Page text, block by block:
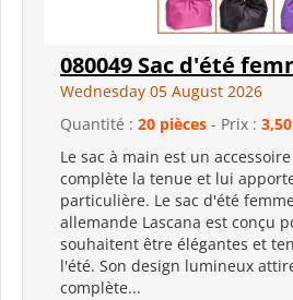
080049 Sac d'été
Wednesday 05 August 2026
Quantité : 20 pièces - Prix :
Le sac à main est un
complète la tenue et lui
particulière. Le sac d'été
allemande Lascana est conçu
souhaitent être élégantes et
l'été. Son design lumineux
complète...